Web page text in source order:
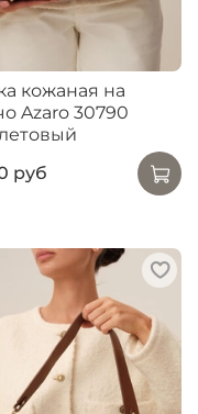
кожаная на
Azaro 30790
руб